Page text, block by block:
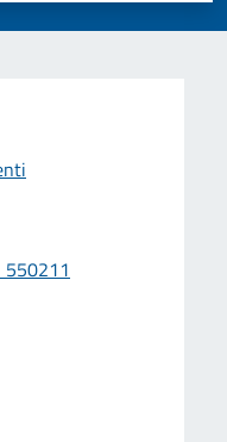
550211